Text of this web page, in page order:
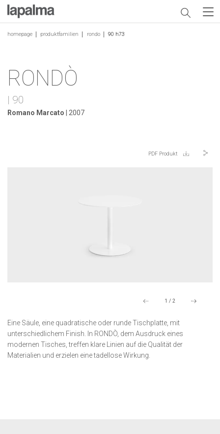
homepage produktfamilien rondo 90 h73
RONDÒ
| 90
Romano Marcato | 2007
PDF Produkt
1 / 2
Eine Säule, eine quadratische oder runde Tischplatte, mit
unterschiedlichem Finish. In RONDÒ, dem Ausdruck eines
modernen Tisches, treffen klare Linien auf die Qualität der
Materialien und erzielen eine tadellose Wirkung.